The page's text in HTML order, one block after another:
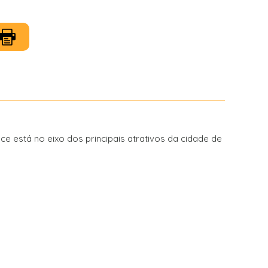
está no eixo dos principais atrativos da cidade de